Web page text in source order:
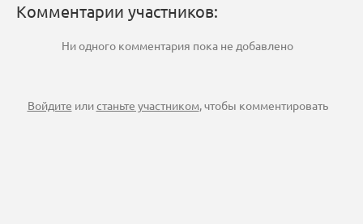
Комментарии участников:
Ни одного комментария пока не добавлено
Войдите илистаньте участником, чтобы комментировать